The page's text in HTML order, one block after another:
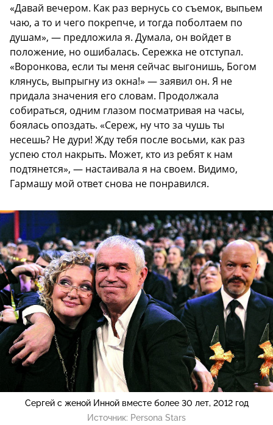
«Давай вечером. Как раз вернусь со съемок, выпьем
чаю, а то и чего покрепче, и тогда поболтаем по
душам», — предложила я. Думала, он войдет в
положение, но ошибалась. Сережка не отступал.
«Воронкова, если ты меня сейчас выгонишь, Богом
клянусь, выпрыгну из окна!» — заявил он. Я не
придала значения его словам. Продолжала
собираться, одним глазом посматривая на часы,
боялась опоздать. «Сереж, ну что за чушь ты
несешь? Не дури! Жду тебя после восьми, как раз
успею стол накрыть. Может, кто из ребят к нам
подтянется», — настаивала я на своем. Видимо,
Гармашу мой ответ снова не понравился.
Сергей с женой Инной вместе более 30 лет, 2012 год
Источник: Persona Stars